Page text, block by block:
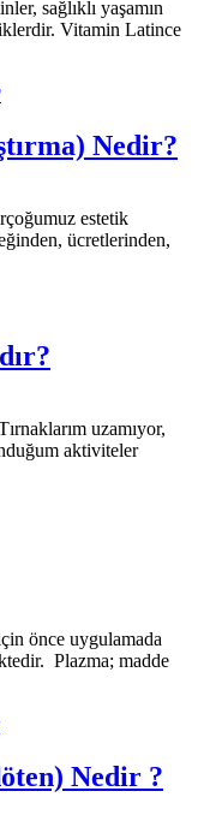
sağlıklı yaşamın
Vitamin Latince
Nedir?
estetik
ücretlerinden,
uzamıyor,
aktiviteler
önce uygulamada
Plazma; madde
Nedir ?